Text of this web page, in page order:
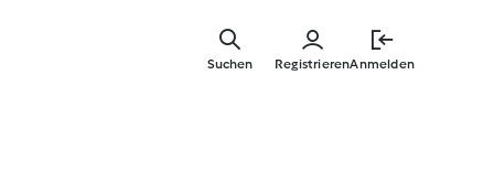
springen
RegistrierenAnmelden
Suchen